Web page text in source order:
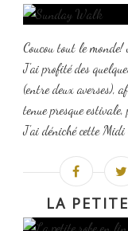
Coucou tout le monde!
J'ai profité des
(entre deux averses),
tenue presque
J'ai déniché cette
LA